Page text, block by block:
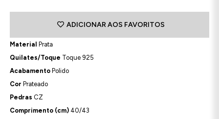
ADICIONAR AOS FAVORITOS
Material
Prata
Quilates/Toque Toque 925
Acabamento Polido
Cor Prateado
Pedras CZ
Comprimento (cm) 40/43